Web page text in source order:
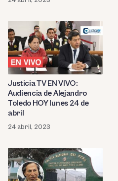
Justicia TV EN VIVO:
Audiencia de Alejandro
Toledo HOY lunes 24 de
abril
24 abril, 2023